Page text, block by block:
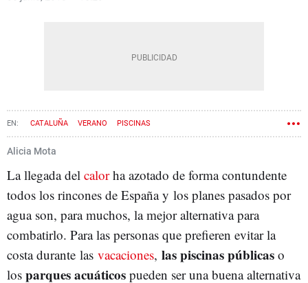
CATALUÑA VERANO PISCINAS
Alicia Mota
La llegada del calorha azotado de forma contundente
todos los rincones de España y los planes pasados por
agua son, para muchos, la mejor alternativa para
combatirlo. Para las personas que prefieren evitar la
costa durante las vacaciones, las piscinas públicas o
los parques acuáticos pueden ser una buena alternativa